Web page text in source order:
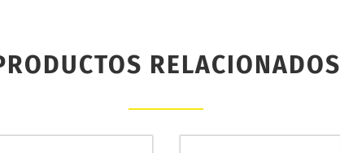
RELACIONADOS